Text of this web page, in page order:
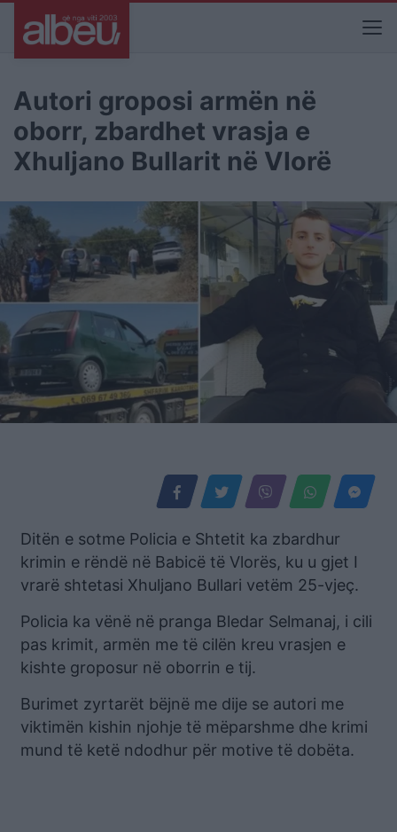
Autori groposi armën në
oborr, zbardhet vrasja e
Xhuljano Bullarit në Vlorë
Ditën e sotme Policia e Shtetit ka zbardhur
krimin e rëndë në Babicë të Vlorës, ku u gjet I
vrarë shtetasi Xhuljano Bullari vetëm 25-vjeç.
Policia ka vënë në pranga Bledar Selmanaj, i cili
pas krimit, armën me të cilën kreu vrasjen e
kishte groposur në oborrin e tij.
Burimet zyrtarët bëjnë me dije se autori me
viktimën kishin njohje të mëparshme dhe krimi
mund të ketë ndodhur për motive të dobëta.